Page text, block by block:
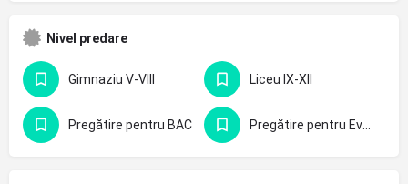
Nivel predare
Gimnaziu V-VIII Liceu IX-XII
Pregătire pentru BAC